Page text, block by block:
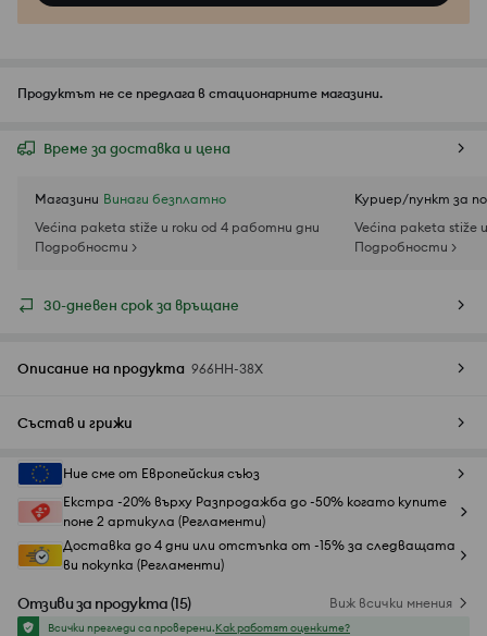
Продуктът не се предлага в стационарните магазини.
Време за доставка и цена
Магазини Винаги безплатно
Većina paketa stiže u roku od 4 работни дни
Подробности >
Куриер/пункт за
Većina paketa stiže
Подробности >
30-дневен срок за връщане
Описание на продукта 966HH-38X
Състав и грижи
Ние сме от Европейския съюз
Екстра -20% върху Разпродажба до -50% когато купите
поне 2 артикула (Регламенти)
Доставка до 4 дни или отстъпка от -15% за следващата
ви покупка (Регламенти)
Отзиви за продукта(15) Виж всички мнения
Всички прегледи са проверени.Как работят оценките?